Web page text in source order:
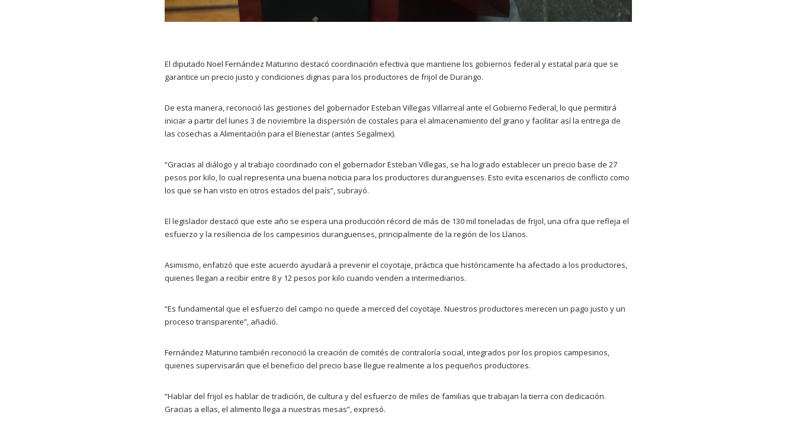
El diputado Noel Fernández Maturino destacó coordinación efectiva que mantiene los gobiernos federal y estatal para que se
garantice un precio justo y condiciones dignas para los productores de frijol de Durango.
De esta manera, reconoció las gestiones del gobernador Esteban Villegas Villarreal ante el Gobierno Federal, lo que permitirá
iniciar a partir del lunes 3 de noviembre la dispersión de costales para el almacenamiento del grano y facilitar así la entrega de
las cosechas a Alimentación para el Bienestar (antes Segalmex).
“Gracias al diálogo y al trabajo coordinado con el gobernador Esteban Villegas, se ha logrado establecer un precio base de 27
pesos por kilo, lo cual representa una buena noticia para los productores duranguenses. Esto evita escenarios de conflicto como
los que se han visto en otros estados del país”, subrayó.
El legislador destacó que este año se espera una producción récord de más de 130 mil toneladas de frijol, una cifra que refleja el
esfuerzo y la resiliencia de los campesinos duranguenses, principalmente de la región de los Llanos.
Asimismo, enfatizó que este acuerdo ayudará a prevenir el coyotaje, práctica que históricamente ha afectado a los productores,
quienes llegan a recibir entre 8 y 12 pesos por kilo cuando venden a intermediarios.
“Es fundamental que el esfuerzo del campo no quede a merced del coyotaje. Nuestros productores merecen un pago justo y un
proceso transparente”, añadió.
Fernández Maturino también reconoció la creación de comités de contraloría social, integrados por los propios campesinos,
quienes supervisarán que el beneficio del precio base llegue realmente a los pequeños productores.
“Hablar del frijol es hablar de tradición, de cultura y del esfuerzo de miles de familias que trabajan la tierra con dedicación.
Gracias a ellas, el alimento llega a nuestras mesas”, expresó.